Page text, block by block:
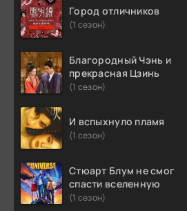
Город отличников
(1 сезон)
Благородный Чэнь и
прекрасная Цзинь
(1 сезон)
И вспыхнуло пламя
(1 сезон)
Стюарт Блум не смог
спасти вселенную
(1 сезон)